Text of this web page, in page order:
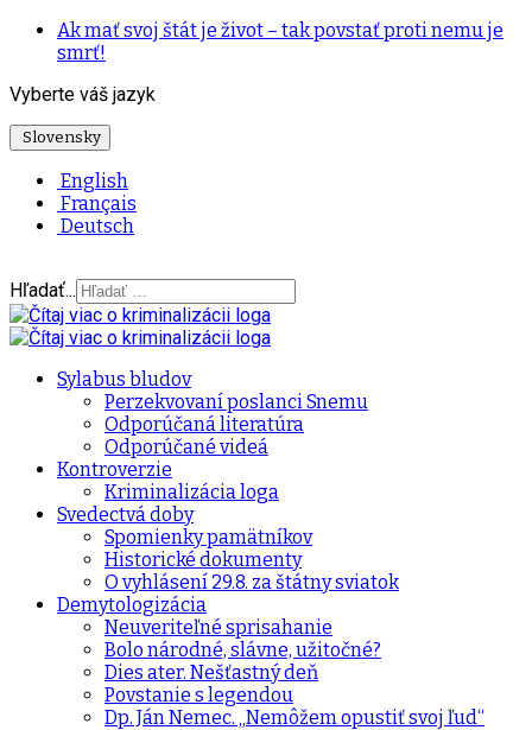
Ak mať svoj štát je život – tak povstať proti nemu je
smrť!
Vyberte váš jazyk
Slovensky
English
Français
Deutsch
Hľadať...
Sylabus bludov
Perzekvovaní poslanci Snemu
Odporúčaná literatúra
Odporúčané videá
Kontroverzie
Kriminalizácia loga
Svedectvá doby
Spomienky pamätníkov
Historické dokumenty
O vyhlásení 29.8. za štátny sviatok
Demytologizácia
Neuveriteľné sprisahanie
Bolo národné, slávne, užitočné?
Dies ater. Nešťastný deň
Povstanie s legendou
Dp. Ján Nemec. „Nemôžem opustiť svoj ľud“